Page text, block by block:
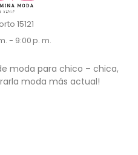
15121
- 9:00 p. m.
moda para chico – chica,
moda más actual!